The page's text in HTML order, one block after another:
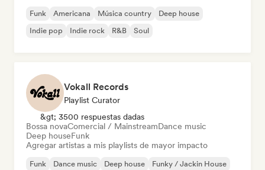
Funk Americana Música country
Deep house
Indie pop
Indie rock R&B Soul
Vokall Records
Playlist Curator
&gt; 3500 respuestas dadas
Bossa novaComercial / MainstreamDance music
Deep houseFunk
Agregar artistas a mis playlists de mayor impacto
Funk Dance music Deep house
Funky / Jackin House